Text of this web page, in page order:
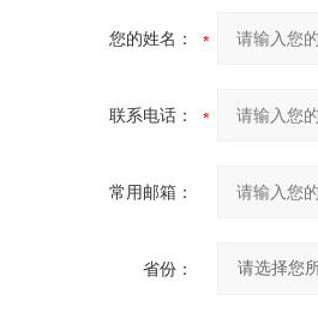
您的姓名：
联系电话：
常用邮箱：
省份：